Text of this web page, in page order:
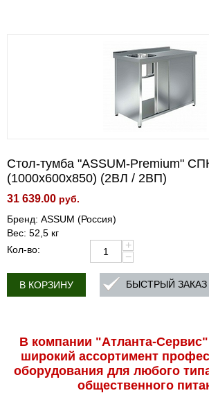
Стол-тумба "ASSUM-Premium"
(1000х600х850) (2ВЛ / 2ВП)
31 639.00 руб.
Бренд: ASSUM (Россия)
Вес: 52,5 кг
Кол-во:
+
−
В КОРЗИНУ БЫСТРЫЙ ЗАКАЗ
В компании "Атланта-
широкий ассортимент
оборудования для любого
общественного